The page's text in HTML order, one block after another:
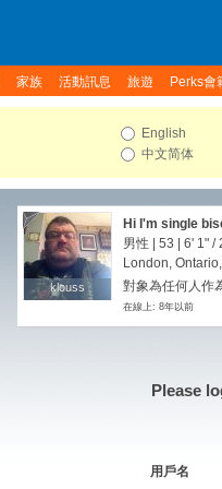
家族 活動訊息 旅遊 Perks會
English
中文简体
klouss
klouss
Hi I'm single
relationship
男性 | 53 | 6' 1" /
London,
對象為任何人作
在線上: 8年以前
Please
用戶名